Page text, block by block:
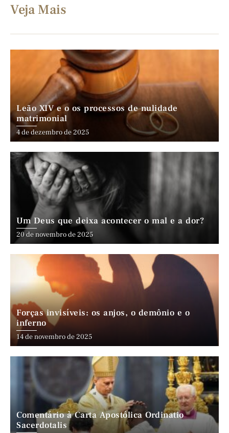
Veja Mais
Leão XIV e o os processos de nulidade
matrimonial
4 de dezembro de 2025
Um Deus que deixa acontecer o mal e a dor?
20 de novembro de 2025
Forças invisíveis: os anjos, o demônio e o
inferno
14 de novembro de 2025
Comentário à Carta Apostólica Ordinatio
Sacerdotalis